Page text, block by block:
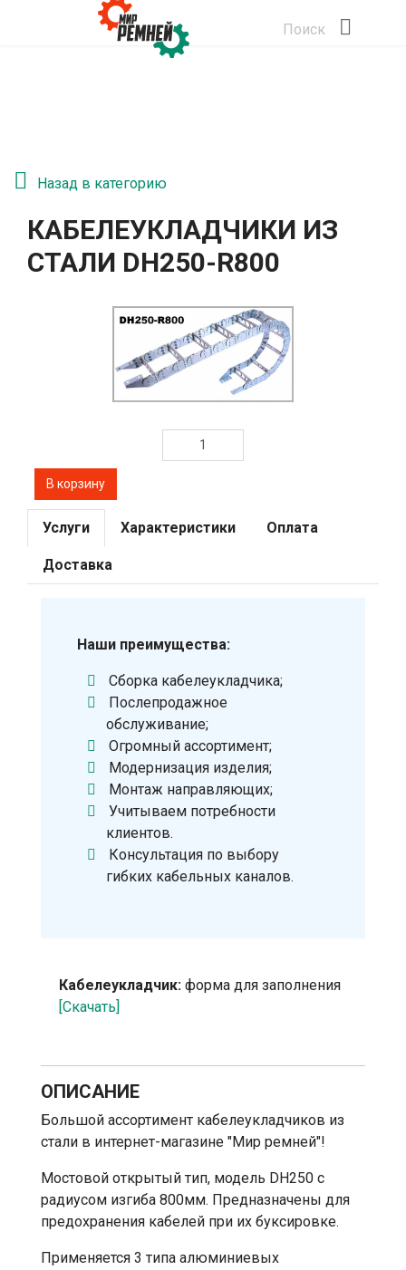
Поиск
Назад в категорию
КАБЕЛЕУКЛАДЧИКИ ИЗ
СТАЛИ DH250-R800
Услуги Характеристики Оплата
Доставка
Наши преимущества:
Сборка кабелеукладчика;
Послепродажное
обслуживание;
Огромный ассортимент;
Модернизация изделия;
Монтаж направляющих;
Учитываем потребности
клиентов.
Консультация по выбору
гибких кабельных каналов.
Кабелеукладчик: форма для заполнения
[Скачать]
ОПИСАНИЕ
Большой ассортимент кабелеукладчиков из
стали в интернет-магазине "Мир ремней"!
Мостовой открытый тип, модель DH250 с
радиусом изгиба 800мм. Предназначены для
предохранения кабелей при их буксировке.
Применяется 3 типа алюминиевых